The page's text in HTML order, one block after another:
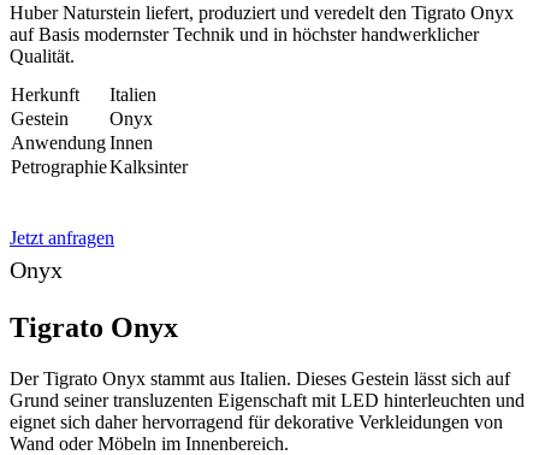
Huber Naturstein liefert, produziert und veredelt den Tigrato Onyx
auf Basis modernster Technik und in höchster handwerklicher
Qualität.
Herkunft
Italien
Gestein
Onyx
AnwendungInnen
PetrographieKalksinter
Jetzt anfragen
Onyx
Tigrato Onyx
Der Tigrato Onyx stammt aus Italien. Dieses Gestein lässt sich auf
Grund seiner transluzenten Eigenschaft mit LED hinterleuchten und
eignet sich daher hervorragend für dekorative Verkleidungen von
Wand oder Möbeln im Innenbereich.